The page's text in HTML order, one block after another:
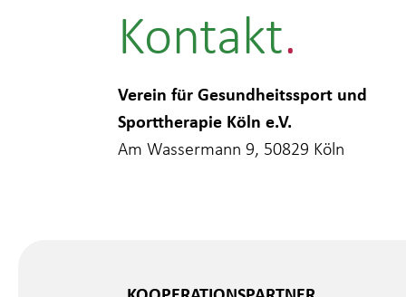
Kontakt
Verein für Gesundheitssport und
Sporttherapie Köln e.V.
Am Wassermann 9, 50829 Köln